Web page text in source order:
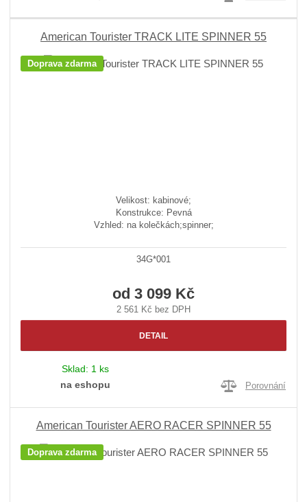
American Tourister TRACK LITE SPINNER 55
Doprava zdarma
Velikost: kabinové;
Konstrukce: Pevná
Vzhled: na kolečkách;spinner;
34G*001
od 3 099 Kč
2 561 Kč bez DPH
DETAIL
Sklad: 1 ks
na eshopu
Porovnání
American Tourister AERO RACER SPINNER 55
Doprava zdarma